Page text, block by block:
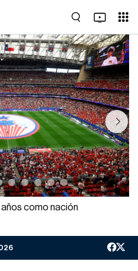
Next
como nación